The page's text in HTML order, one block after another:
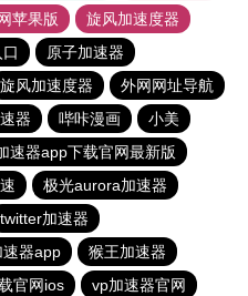
苹果版
旋风加速度器
原子加速器
旋风加速度器
外网网址导航
器 哔咔漫画
小美
速器app下载官网最新版
极光aurora加速器
twitter加速器
速器app
猴王加速器
官网ios vp加速器官网